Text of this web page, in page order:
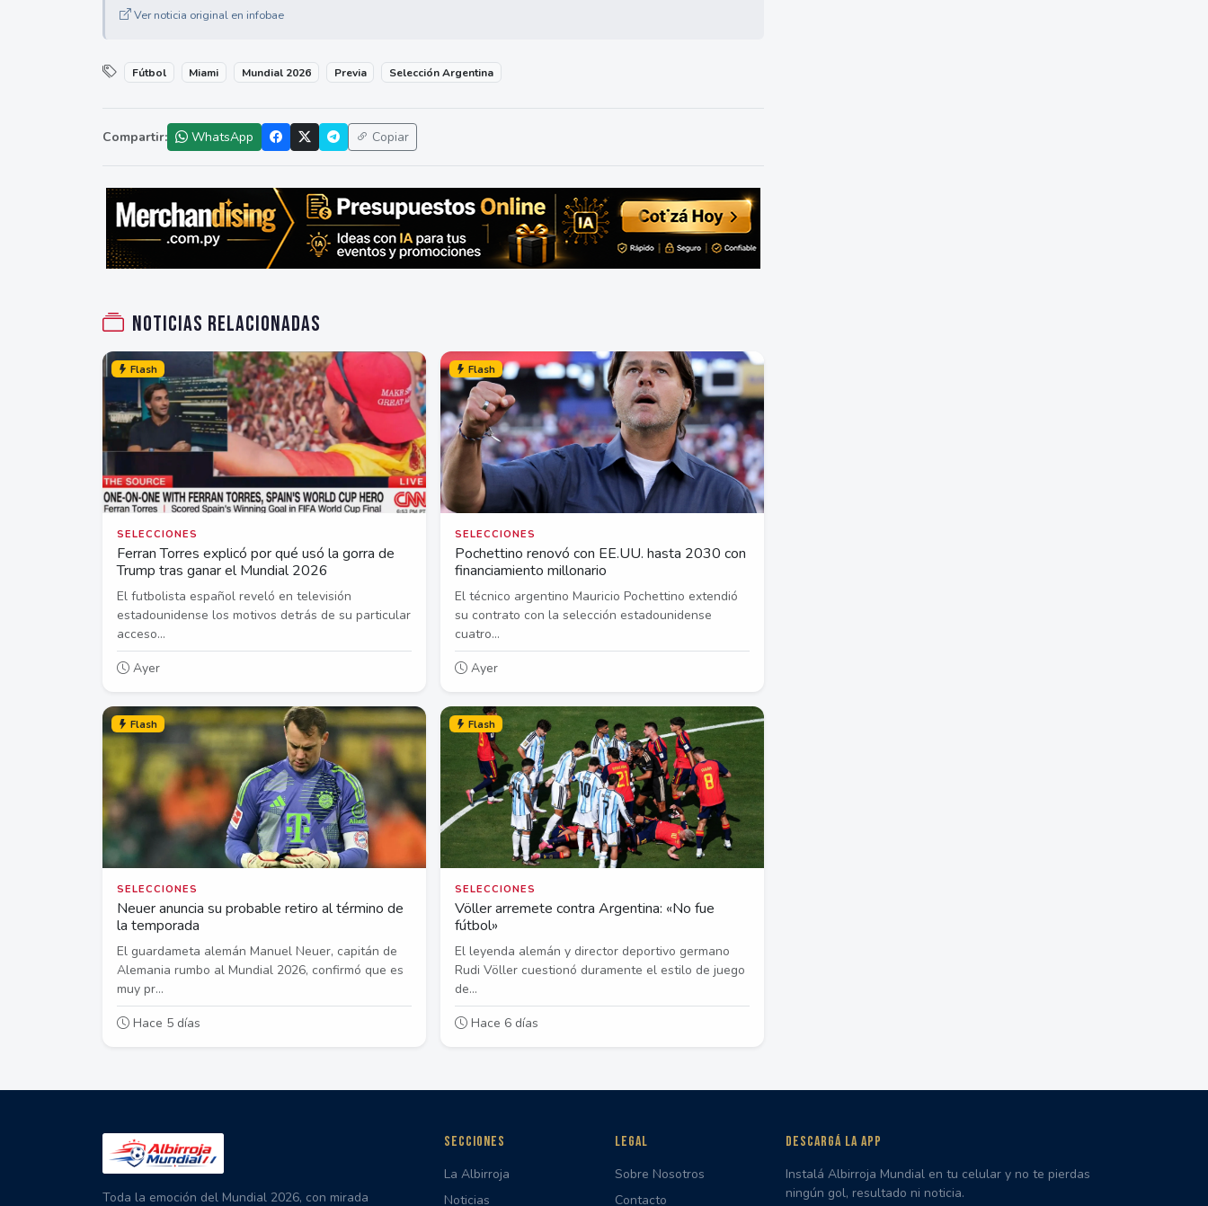
Ver noticia original en infobae
Fútbol Miami Mundial 2026 Previa Selección Argentina
Compartir: WhatsApp Copiar
Noticias relacionadas
Flash
SELECCIONES
Ferran Torres explicó por qué usó la gorra de
Trump tras ganar el Mundial 2026
El futbolista español reveló en televisión
estadounidense los motivos detrás de su particular
acceso...
Ayer
Flash
SELECCIONES
Pochettino renovó con EE.UU. hasta 2030 con
financiamiento millonario
El técnico argentino Mauricio Pochettino extendió
su contrato con la selección estadounidense
cuatro...
Ayer
Flash
SELECCIONES
Neuer anuncia su probable retiro al término de
la temporada
El guardameta alemán Manuel Neuer, capitán de
Alemania rumbo al Mundial 2026, confirmó que es
muy pr...
Hace 5 días
Flash
SELECCIONES
Völler arremete contra Argentina: «No fue
fútbol»
El leyenda alemán y director deportivo germano
Rudi Völler cuestionó duramente el estilo de juego
de...
Hace 6 días
Toda la emoción del Mundial 2026, con mirada
SECCIONES
La Albirroja
Noticias
LEGAL
Sobre Nosotros
Contacto
DESCARGÁ LA APP
Instalá Albirroja Mundial en tu celular y no te pierdas
ningún gol, resultado ni noticia.